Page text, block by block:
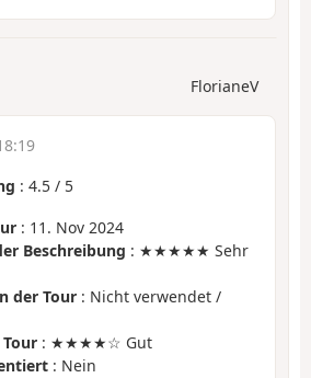
FlorianeV
: 4.5 / 5
: 11. Nov 2024
Beschreibung : ★★★★★ Sehr
der Tour : Nicht verwendet /
: ★★★★☆ Gut
: Nein